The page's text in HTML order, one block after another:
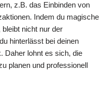
z.B. das Einbinden von
Indem du magische
nicht nur der
hinterlässt bei deinen
Daher lohnt es sich, die
planen und professionell